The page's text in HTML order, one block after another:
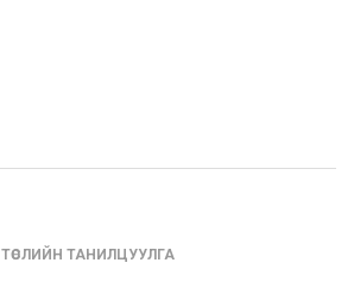
ТӨСЛИЙН ТАНИЛЦУУЛГА